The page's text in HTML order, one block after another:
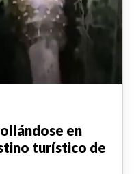
en
turístico de